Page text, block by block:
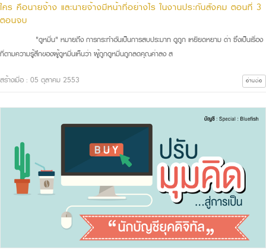
ใคร คือนายจ้าง และนายจ้างมีหน้าที่อย่างไร ในงานประกันสังคม ตอนที่ 3
ตอนจบ
"ดูหมิ่น" หมายถึง การกระทำอันเป็นการสบประมาท ดูถูก เหยียดหยาม ด่า ซึ่งเป็นเรื่อง
ที่ตามความรู้สึกของผู้ดูหมิ่นเห็นว่า ผู้ถูกดูหมิ่นถูกลดคุณค่าลง ส
สร้างเมื่อ : 05 ตุลาคม 2553 อ่านต่อ